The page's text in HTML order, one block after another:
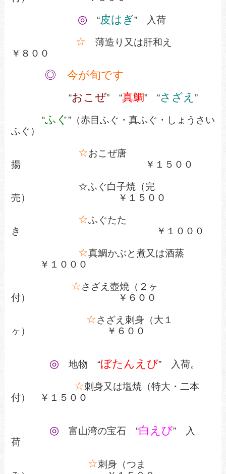
◎ “皮はぎ” 入荷
☆ 薄造り又は肝和え
￥８００
◎ 今が旬です
“おこぜ” “真鯛” “さざえ ”
“ふぐ”（赤目ふぐ・真ふぐ・しょうさい
ふぐ）
☆おこぜ唐
揚 ￥１５００
☆ふぐ白子焼（完
売）
￥１５００
☆ふぐたた
き
￥１０００
☆真鯛かぶと煮又は酒蒸
￥１０００
☆さざえ壺焼（２ヶ
付）
￥６００
☆さざえ刺身（大１
ヶ） ￥６００
◎ 地物 “ぼたんえび” 入荷。
☆刺身又は塩焼（特大・二本
付） ￥１５００
◎ 富山湾の宝石 “白えび” 入
荷
☆刺身（つま